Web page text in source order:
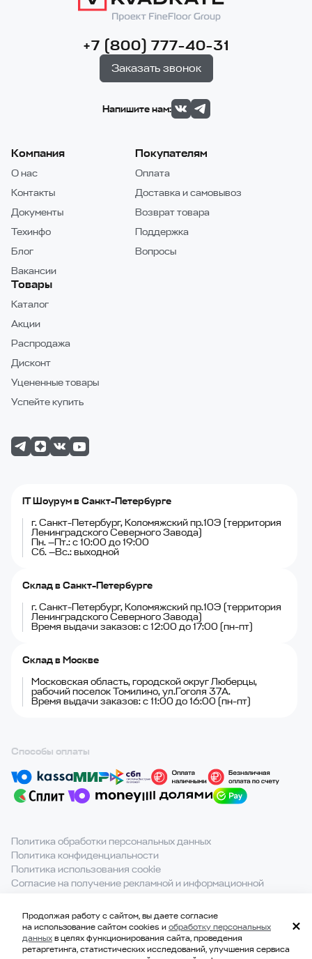
+7 (800) 777-40-31
Заказать звонок
Напишите нам:
Компания
О нас
Контакты
Документы
Техинфо
Блог
Вакансии
Покупателям
Оплата
Доставка и самовывоз
Возврат товара
Поддержка
Вопросы
Товары
Каталог
Акции
Распродажа
Дисконт
Уцененные товары
Успейте купить
IT Шоурум в Санкт-Петербурге
г. Санкт-Петербург, Коломяжский пр.10Э (территория
Ленинградского Северного Завода)
Пн. —Пт.: с 10:00 до 19:00
Сб. —Вс.: выходной
Склад в Санкт-Петербурге
г. Санкт-Петербург, Коломяжский пр.10Э (территория
Ленинградского Северного Завода)
Время выдачи заказов: с 12:00 до 17:00 (пн-пт)
Склад в Москве
Московская область, городской округ Люберцы,
рабочий поселок Томилино, ул.Гоголя 37А.
Время выдачи заказов: с 11:00 до 16:00 (пн-пт)
Способы оплаты
Политика обработки персональных данных
Политика конфиденциальности
Политика использования cookie
Согласие на получение рекламной и информационной
При полном или частичном использовании материалов с
сайта ссылка на источник обязательна.
Продолжая работу с сайтом, вы даете согласие
на использование сайтом cookies иобработку персональных
данныхв целях функционирования сайта, проведения
ретаргетинга, статистических исследований, улучшения сервиса